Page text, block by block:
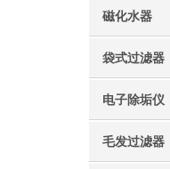
磁化水器
袋式过滤器
电子除垢仪
毛发过滤器